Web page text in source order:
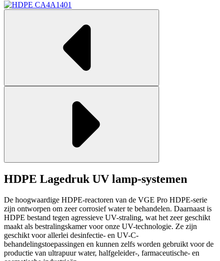
HDPE Lagedruk UV lamp-systemen
De hoogwaardige HDPE-reactoren van de VGE Pro HDPE-serie
zijn ontworpen om zeer corrosief water te behandelen. Daarnaast is
HDPE bestand tegen agressieve UV-straling, wat het zeer geschikt
maakt als bestralingskamer voor onze UV-technologie. Ze zijn
geschikt voor allerlei desinfectie- en UV-C-
behandelingstoepassingen en kunnen zelfs worden gebruikt voor de
productie van ultrapuur water, halfgeleider-, farmaceutische- en